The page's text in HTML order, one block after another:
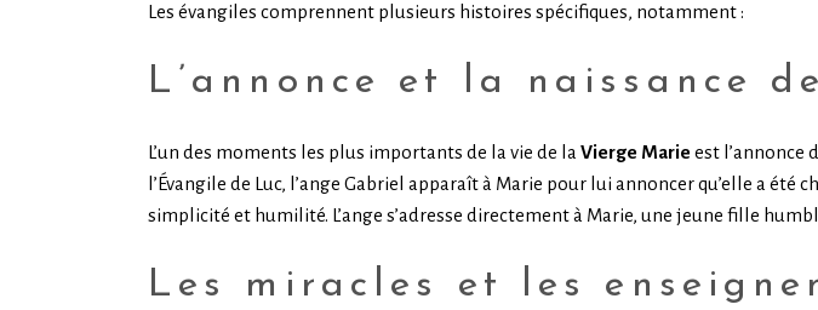
Les évangiles comprennent plusieurs histoires spécifiques, notamment :
L’annonce et la naissance
L’un des moments les plus importants de la vie de la Vierge Marie est l’annonce
l’Évangile de Luc, l’ange Gabriel apparaît à Marie pour lui annoncer qu’elle a été
simplicité et humilité. L’ange s’adresse directement à Marie, une jeune fille
Les miracles et les